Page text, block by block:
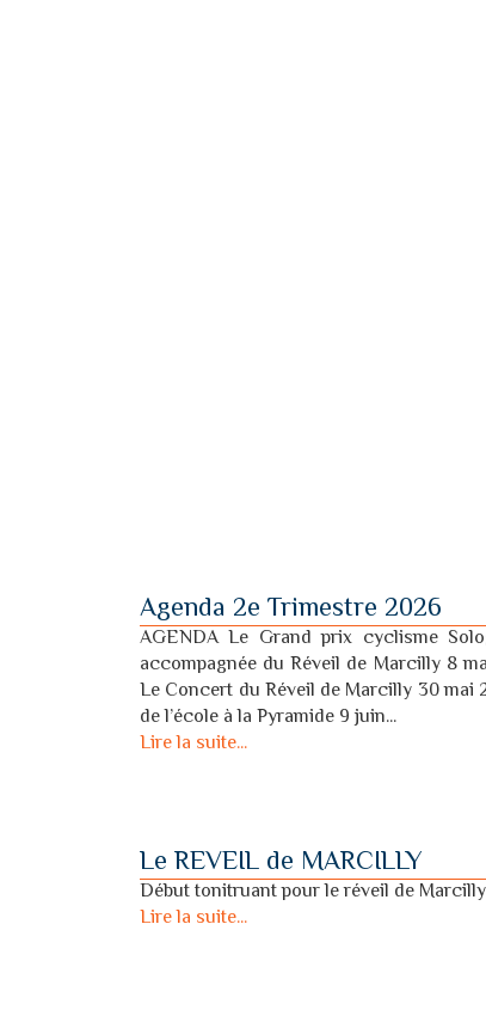
Agenda 2e Trimestre 2026
AGENDA Le Grand prix cyclisme
accompagnée du Réveil de Marcilly 8
Le Concert du Réveil de Marcilly 30 mai
de l’école à la Pyramide 9 juin...
Lire la suite...
Le REVEIL de MARCILLY
Début tonitruant pour le réveil de
Lire la suite...